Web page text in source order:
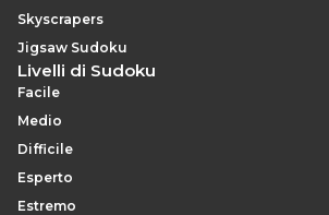
Skyscrapers
Jigsaw Sudoku
Livelli di Sudoku
Facile
Medio
Difficile
Esperto
Estremo